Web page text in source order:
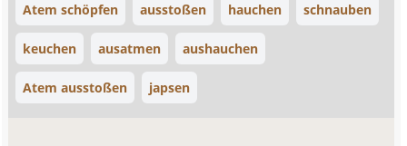
Atem schöpfen ausstoßen hauchen schnauben
keuchen ausatmen aushauchen
Atem ausstoßen japsen